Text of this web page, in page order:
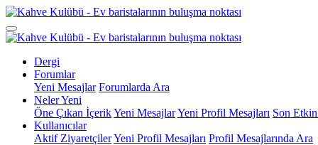
Dergi
Forumlar
Yeni Mesajlar Forumlarda Ara
Neler Yeni
Öne Çıkan İçerikYeni MesajlarYeni Profil Mesajları Son
Kullanıcılar
Aktif ZiyaretçilerYeni Profil Mesajları Profil Mesajlarında Ara